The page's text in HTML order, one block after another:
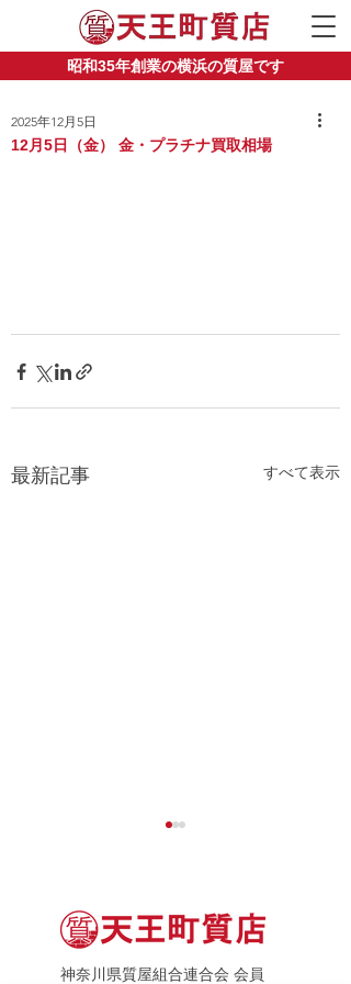
昭和35年創業の横浜の質屋です
12月5日（金） 金・プラチナ買取相場
2025年12月5日
最新記事 すべて表示
神奈川県質屋組合連合会 会員